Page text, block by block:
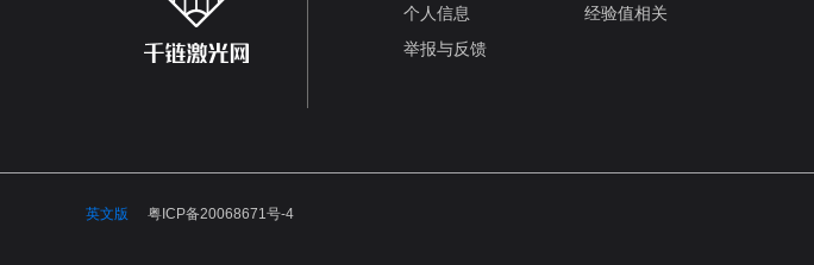
个人信息
举报与反馈
经验值相关
英文版 粤ICP备20068671号-4